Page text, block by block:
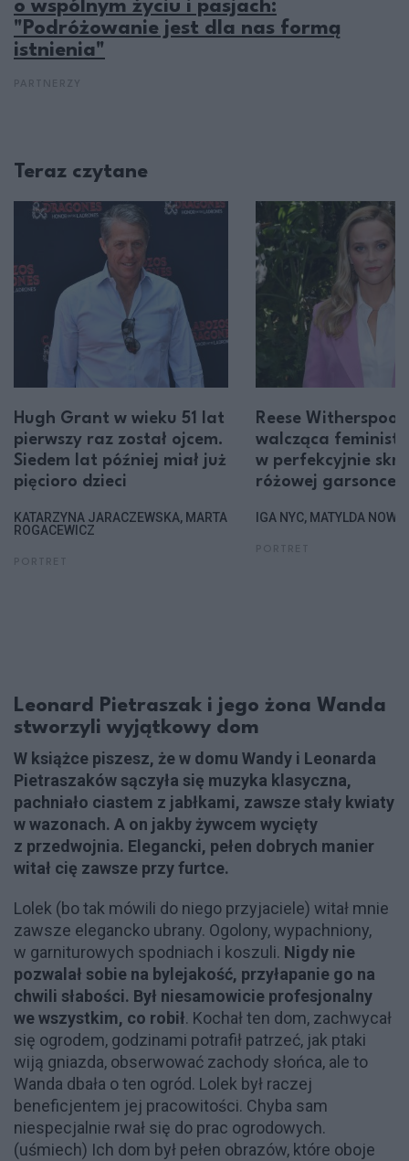
o wspólnym życiu i pasjach:
"Podróżowanie jest dla nas formą
istnienia"
Teraz czytane
Hugh Grant w wieku 51 lat
pierwszy raz został ojcem.
Siedem lat później miał już
pięcioro dzieci
KATARZYNA JARACZEWSKA, MARTA
ROGACEWICZ
Reese
walcząca
w perfekcyjnie
różowej garsonce
IGA NYC, MATYLDA
Leonard Pietraszak i jego żona Wanda
stworzyli wyjątkowy dom
W książce piszesz, że w domu Wandy i Leonarda
Pietraszaków sączyła się muzyka klasyczna,
pachniało ciastem z jabłkami, zawsze stały kwiaty
w wazonach. A on jakby żywcem wycięty
z przedwojnia. Elegancki, pełen dobrych manier
witał cię zawsze przy furtce.
Lolek (bo tak mówili do niego przyjaciele) witał mnie
zawsze elegancko ubrany. Ogolony, wypachniony,
w garniturowych spodniach i koszuli. Nigdy nie
pozwalał sobie na bylejakość, przyłapanie go na
chwili słabości. Był niesamowicie profesjonalny
we wszystkim, co robił. Kochał ten dom, zachwycał
się ogrodem, godzinami potrafił patrzeć, jak ptaki
wiją gniazda, obserwować zachody słońca, ale to
Wanda dbała o ten ogród. Lolek był raczej
beneficjentem jej pracowitości. Chyba sam
niespecjalnie rwał się do prac ogrodowych.
(uśmiech) Ich dom był pełen obrazów, które oboje